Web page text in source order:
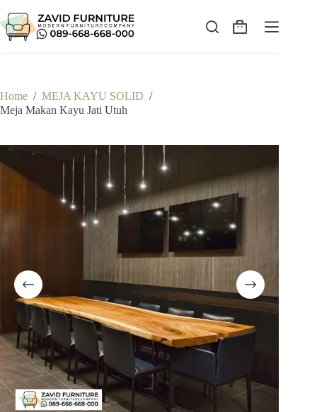
to
content
Shopping
Home / MEJA KAYU SOLID /
Meja Makan Kayu Jati Utuh